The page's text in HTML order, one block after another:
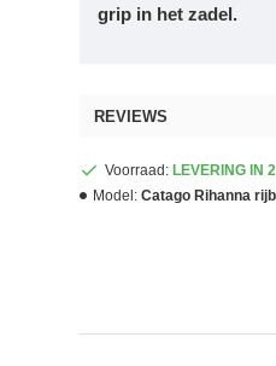
grip in het zadel.
REVIEWS
Voorraad: LEVERING IN
Model: Catago Rihanna